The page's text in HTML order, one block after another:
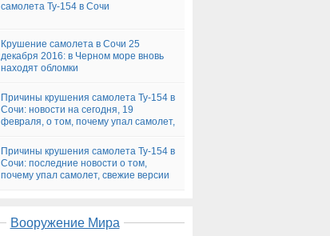
самолета Ту-154 в Сочи
Крушение самолета в Сочи 25
декабря 2016: в Черном море вновь
находят обломки
Причины крушения самолета Ту-154 в
Сочи: новости на сегодня, 19
февраля, о том, почему упал самолет,
Причины крушения самолета Ту-154 в
Сочи: последние новости о том,
почему упал самолет, свежие версии
Вооружение Мира